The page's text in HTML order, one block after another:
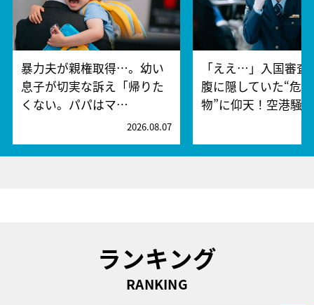
暴力夫が親権取得…。幼い
息子が切実な訴え「帰りた
くない。パパはマ…
2026.08.07
「ええ…」入国審査
腹に隠していた“危
物”に仰天！空港騒
ランキング
RANKING